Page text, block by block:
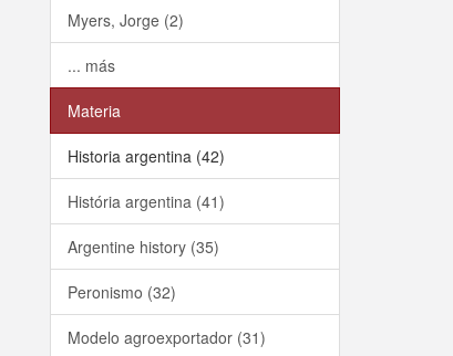
Myers, Jorge (2)
... más
Materia
Historia argentina (42)
História argentina (41)
Argentine history (35)
Peronismo (32)
Modelo agroexportador (31)